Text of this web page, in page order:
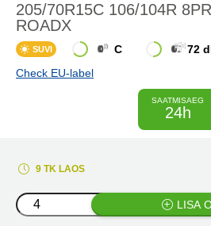
205/70R15C 106/104R
ROADX
SUVI C 72
Check EU-label
SAATMISAEG
24h
9 TK LAOS
LISA